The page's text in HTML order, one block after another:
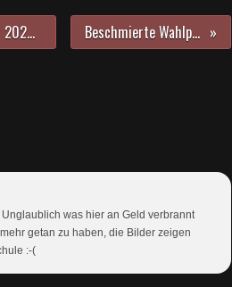
Sportverein Veitshöchheim lädt am 17. September 2023 zum erstmals stattfindenden SVV-Duathlon ein - Spaßfaktor und die Freude am Laufen und Radfahren Beschmierte Wahlplakate der Freien Wähler in Veitshöchheim
was hier an Geld verbrannt
getan zu haben, die Bilder zeigen
:-(